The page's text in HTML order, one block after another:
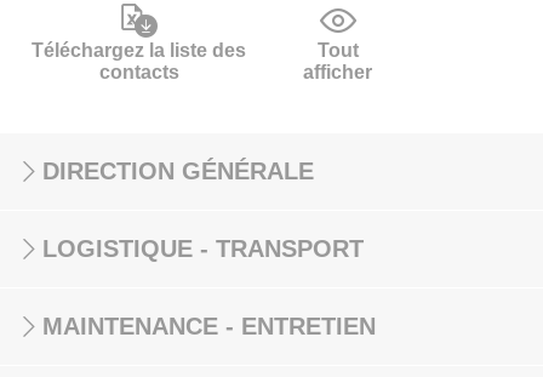
Téléchargez la liste des
contacts
Tout
afficher
DIRECTION GÉNÉRALE
LOGISTIQUE - TRANSPORT
MAINTENANCE - ENTRETIEN